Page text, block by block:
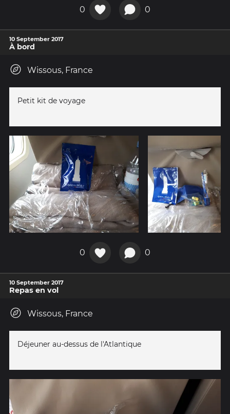
0 0
10 September 2017
À bord
Wissous, France
Petit kit de voyage
0 0
10 September 2017
Repas en vol
Wissous, France
Déjeuner au-dessus de l'Atlantique